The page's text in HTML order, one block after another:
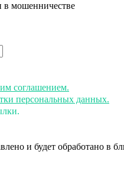
в мошенничестве
соглашением.
персональных данных.
и будет обработано в